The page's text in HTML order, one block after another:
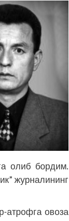
олиб бордим.
журналининг
атрофга овоза